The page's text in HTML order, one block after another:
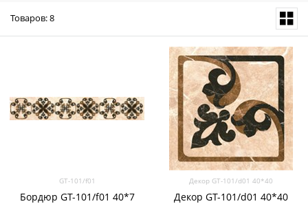
Товаров: 8
GT-101/f01
Бордюр GT-101/f01 40*7
Декор GT-101/d01 40*40
Декор GT-101/d01 40*40